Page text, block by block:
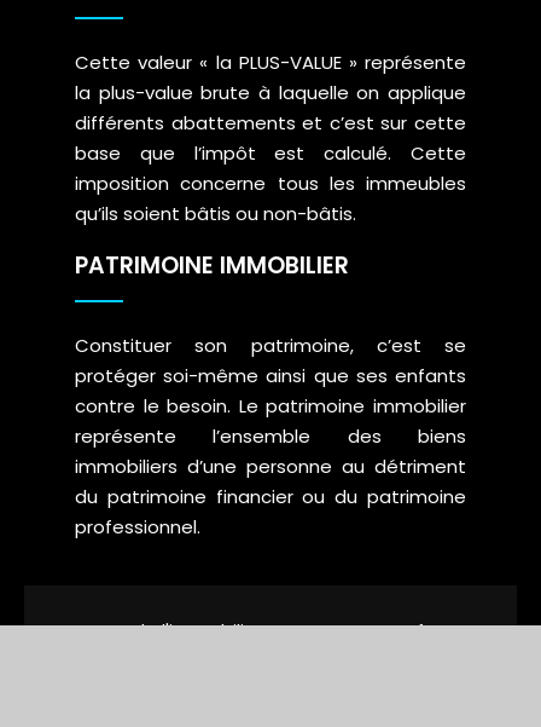
Cette valeur « la PLUS-VALUE » représente
la plus-value brute à laquelle on applique
différents abattements et c’est sur cette
base que l’impôt est calculé. Cette
imposition concerne tous les immeubles
qu’ils soient bâtis ou non-bâtis.
PATRIMOINE IMMOBILIER
Constituer son patrimoine, c’est se
protéger soi-même ainsi que ses enfants
contre le besoin. Le patrimoine immobilier
représente l’ensemble des biens
immobiliers d’une personne au détriment
du patrimoine financier ou du patrimoine
professionnel.
Le secteur de l'immobilier sous toutes ses facettes !